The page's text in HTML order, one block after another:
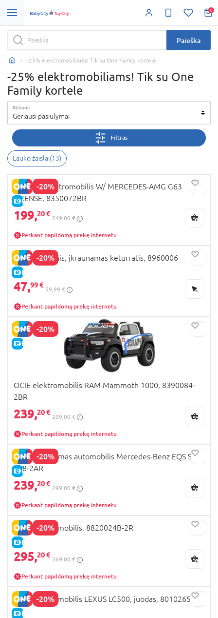
0
Paieška
-25% elektromobiliams! Tik su One Family kortele
-25% elektromobiliams! Tik su One
Family kortele
Rūšiuoti
Geriausi pasiūlymai
Filtras
Lauko žaislai(13)
-20%
E-KAINA
OCIE RC elektromobilis W/ MERCEDES-AMG G63
LICENSE, 8350072BR
199,20 €
249,00 €
Perkant papildomą prekę internetu
-20%
E-KAINA
OCIE elektrinis, įkraunamas keturratis, 8960006
47,99 €
59,99 €
Perkant papildomą prekę internetu
-20%
E-KAINA
OCIE elektromobilis RAM Mammoth 1000, 8390084-
2BR
239,20 €
299,00 €
Perkant papildomą prekę internetu
-20%
E-KAINA
OCIE įkraunamas automobilis Mercedes-Benz EQS SUV,
198-2AR
239,20 €
299,00 €
Perkant papildomą prekę internetu
-20%
E-KAINA
OCIE elektromobilis, 8820024B-2R
295,20 €
369,00 €
Perkant papildomą prekę internetu
-20%
E-KAINA
OCIE elektromobilis LEXUS LC500, juodas, 8010265-2R